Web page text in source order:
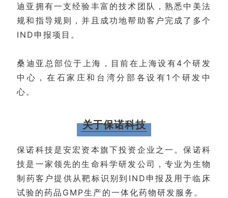
迪亚拥有一支经验丰富的技术团队，熟悉中美法
规和指导规则，并且成功地帮助客户完成了多个
IND申报项目。
桑迪亚总部位于上海，目前在上海设有4个研发
中心，在石家庄和台湾分部各设有1个研发中
心。
关于保诺科技
保诺科技是安宏资本旗下投资企业之一。保诺科
技是一家领先的生命科学研发公司，专业为生物
制药客户提供从靶标识别到IND申报及用于临床
试验的药品GMP生产的一体化药物研发服务。